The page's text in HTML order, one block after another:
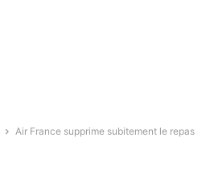
Air France supprime subitement le repas